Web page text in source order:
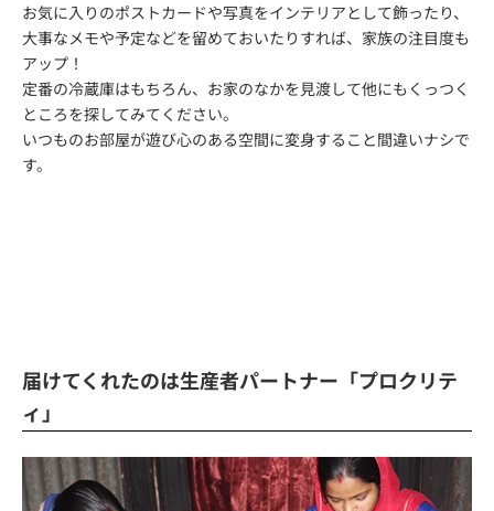
お気に入りのポストカードや写真をインテリアとして飾ったり、
大事なメモや予定などを留めておいたりすれば、家族の注目度も
アップ！
定番の冷蔵庫はもちろん、お家のなかを見渡して他にもくっつく
ところを探してみてください。
いつものお部屋が遊び心のある空間に変身すること間違いナシで
す。
届けてくれたのは生産者パートナー「プロクリテ
ィ」